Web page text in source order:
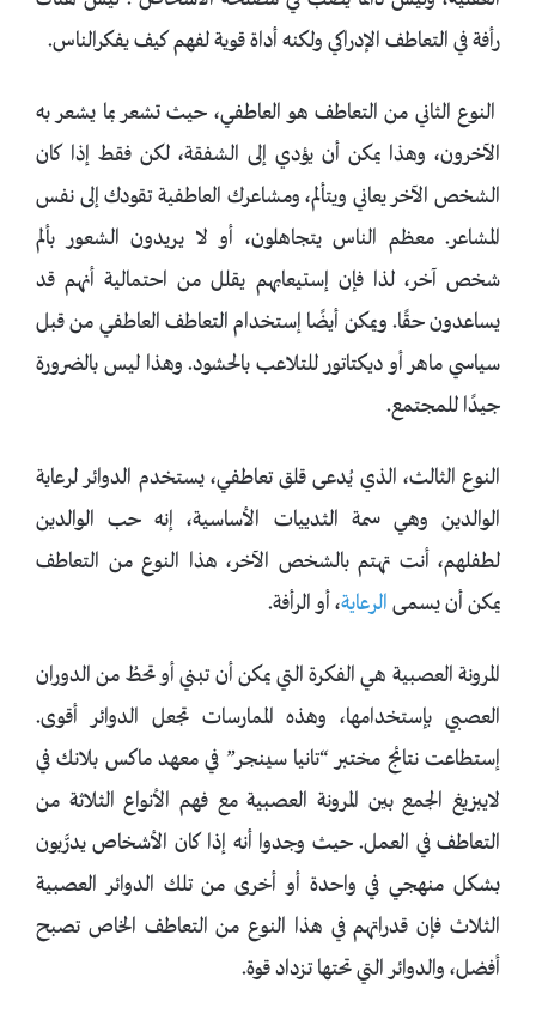
رأفة في التعاطف الإدراكي ولكنه أداة قوية لفهم كيف يفكرالناس.
النوع الثاني من التعاطف هو العاطفي، حيث تشعر بما يشعر به
الآخرون، وهذا يمكن أن يؤدي إلى الشفقة، لكن فقط إذا كان
الشخص الآخر يعاني ويتألم، ومشاعرك العاطفية تقودك إلى نفس
المشاعر. معظم الناس يتجاهلون، أو لا يريدون الشعور بألم
شخص آخر، لذا فإن إستيعابهم يقلل من احتمالية أنهم قد
يساعدون حقًا. ويمكن أيضًا إستخدام التعاطف العاطفي من قبل
سياسي ماهر أو ديكتاتور للتلاعب بالحشود. وهذا ليس بالضرورة
جيدًا للمجتمع.
النوع الثالث، الذي يُدعى قلق تعاطفي، يستخدم الدوائر لرعاية
الوالدين وهي سمة الثدييات الأساسية، إنه حب الوالدين
لطفلهم، أنت تهتم بالشخص الآخر، هذا النوع من التعاطف
يمكن أن يسمى الرعاية، أو الرأفة.
المرونة العصبية هي الفكرة التي يمكن أن تبني أو تحطُ من الدوران
العصبي بإستخدامها، وهذه الممارسات تجعل الدوائر أقوى.
إستطاعت نتائج مختبر “تانيا سينجر” في معهد ماكس بلانك في
لايبزيغ الجمع بين المرونة العصبية مع فهم الأنواع الثلاثة من
التعاطف في العمل. حيث وجدوا أنه إذا كان الأشخاص يدرَّبون
بشكل منهجي في واحدة أو أخرى من تلك الدوائر العصبية
الثلاث فإن قدراتهم في هذا النوع من التعاطف الخاص تصبح
أفضل، والدوائر التي تحتها تزداد قوة.